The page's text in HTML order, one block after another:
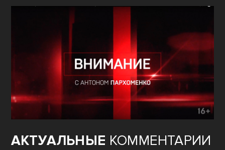
АКТУАЛЬНЫЕ КОММЕНТАРИИ